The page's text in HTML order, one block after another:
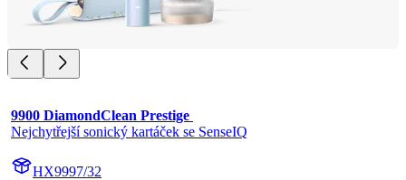
9900 DiamondClean Prestige
Nejchytřejší sonický kartáček se SenseIQ
HX9997/32